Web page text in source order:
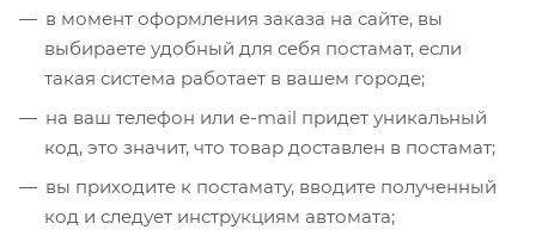
в момент оформления заказа на сайте, вы
выбираете удобный для себя постамат, если
такая система работает в вашем городе;
на ваш телефон или e-mail придет уникальный
код, это значит, что товар доставлен в постамат;
вы приходите к постамату, вводите полученный
код и следует инструкциям автомата;